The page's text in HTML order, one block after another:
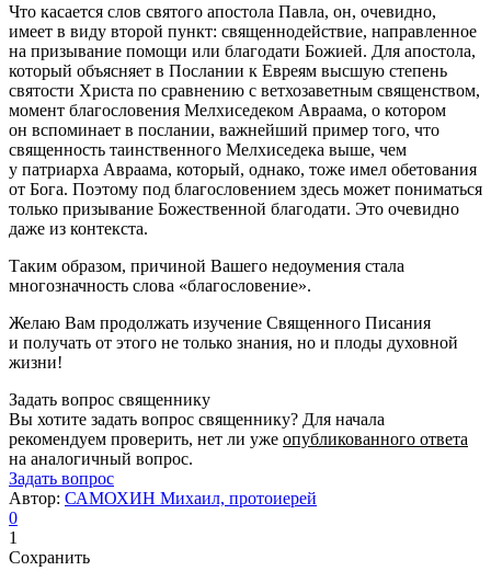
Что касается слов святого апостола Павла, он, очевидно,
имеет в виду второй пункт: священнодействие, направленное
на призывание помощи или благодати Божией. Для апостола,
который объясняет в Послании к Евреям высшую степень
святости Христа по сравнению с ветхозаветным священством,
момент благословения Мелхиседеком Авраама, о котором
он вспоминает в послании, важнейший пример того, что
священность таинственного Мелхиседека выше, чем
у патриарха Авраама, который, однако, тоже имел обетования
от Бога. Поэтому под благословением здесь может пониматься
только призывание Божественной благодати. Это очевидно
даже из контекста.
Таким образом, причиной Вашего недоумения стала
многозначность слова «благословение».
Желаю Вам продолжать изучение Священного Писания
и получать от этого не только знания, но и плоды духовной
жизни!
Задать вопрос священнику
Вы хотите задать вопрос священнику? Для начала
рекомендуем проверить, нет ли уже опубликованного ответа
на аналогичный вопрос.
Задать вопрос
Автор: САМОХИН Михаил, протоиерей
0
1
Сохранить